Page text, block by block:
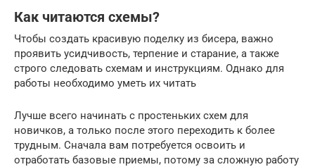
Как читаются схемы?
Чтобы создать красивую поделку из бисера, важно
проявить усидчивость, терпение и старание, а также
строго следовать схемам и инструкциям. Однако для
работы необходимо уметь их читать
Лучше всего начинать с простеньких схем для
новичков, а только после этого переходить к более
трудным. Сначала вам потребуется освоить и
отработать базовые приемы, потому за сложную работу